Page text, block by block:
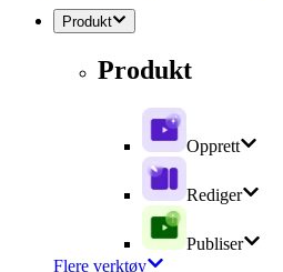
Produkt
Produkt
Opprett
Rediger
Publiser
Flere verktøy